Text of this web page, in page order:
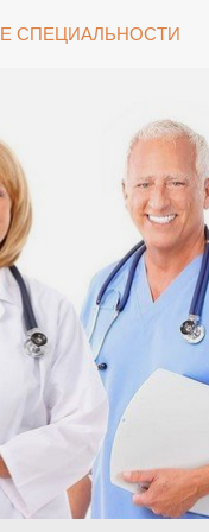
СПЕЦИАЛЬНОСТИ